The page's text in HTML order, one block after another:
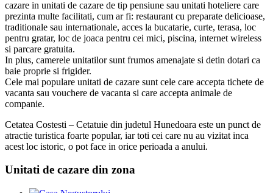
cazare in unitati de cazare de tip pensiune sau unitati hoteliere care
prezinta multe facilitati, cum ar fi: restaurant cu preparate delicioase,
traditionale sau internationale, acces la bucatarie, curte, terasa, loc
pentru gratar, loc de joaca pentru cei mici, piscina, internet wireless
si parcare gratuita.
In plus, camerele unitatilor sunt frumos amenajate si detin dotari ca
baie proprie si frigider.
Cele mai populare unitati de cazare sunt cele care accepta tichete de
vacanta sau vouchere de vacanta si care accepta animale de
companie.
Cetatea Costesti – Cetatuie din judetul Hunedoara este un punct de
atractie turistica foarte popular, iar toti cei care nu au vizitat inca
acest loc istoric, o pot face in orice perioada a anului.
Unitati de cazare din zona